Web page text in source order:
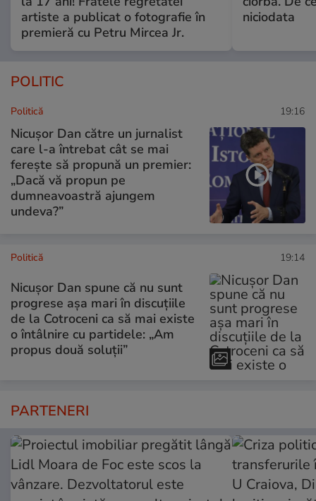
artiste a publicat o fotografie în
premieră cu Petru Mircea Jr.
niciodata
POLITIC
Politică 19:16
Nicușor Dan către un jurnalist
care l-a întrebat cât se mai
ferește să propună un premier:
„Dacă vă propun pe
dumneavoastră ajungem
undeva?”
Politică 19:14
Nicușor Dan spune că nu sunt
progrese așa mari în discuțiile
de la Cotroceni ca să mai existe
o întâlnire cu partidele: „Am
propus două soluții”
PARTENERI